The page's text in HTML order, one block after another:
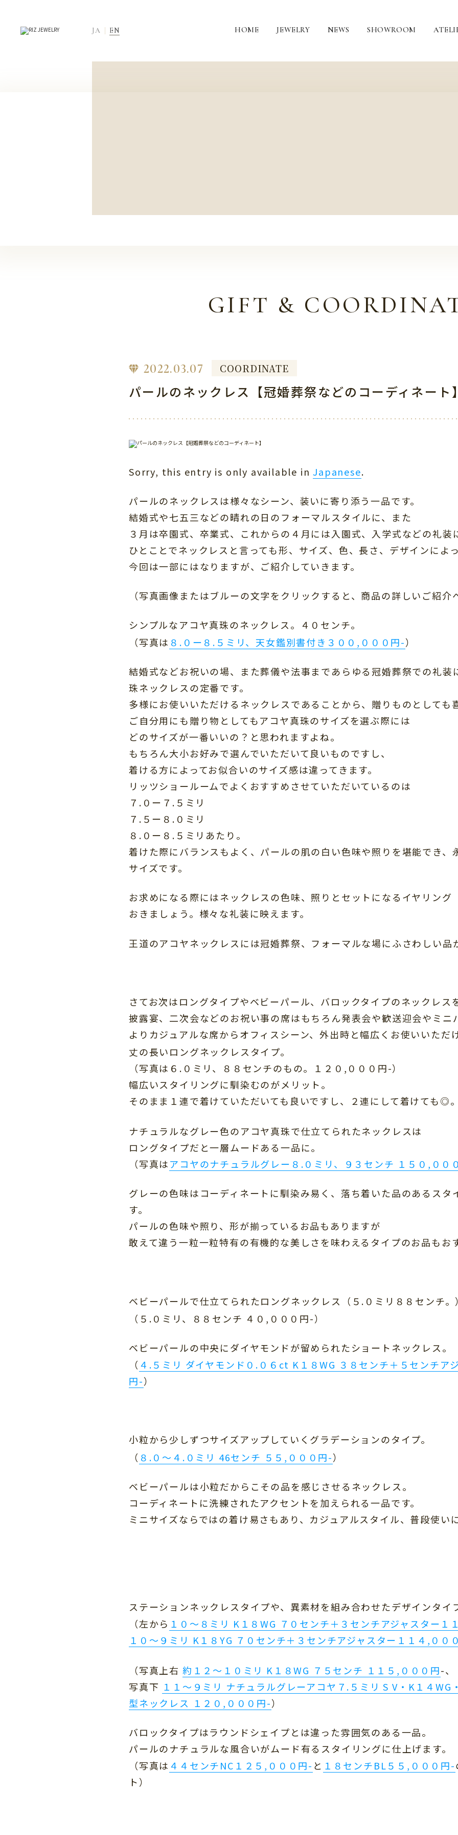
JA EN HOME JEWELRY NEWS SHOWROOM
GIFT &
2022.03.07 COORDINATE
パールのネックレス【冠婚葬祭などのコーディネート
Sorry, this entry is only available inJapanese.
パールのネックレスは様々なシーン、装いに寄り添う一品です。
結婚式や七五三などの晴れの日のフォーマルスタイルに、また
３月は卒園式、卒業式、これからの４月には入園式、入学式などの礼装
ひとことでネックレスと言っても形、サイズ、色、長さ、デザインによ
今回は一部にはなりますが、ご紹介していきます。
（写真画像またはブルーの文字をクリックすると、商品の詳しいご紹
シンプルなアコヤ真珠のネックレス。４０センチ。
（写真は ８.０ー８.５ミリ、天女鑑別書付き３００,０００円-）
結婚式などお祝いの場、また葬儀や法事まであらゆる冠婚葬祭での礼装
珠ネックレスの定番です。
多様にお使いいただけるネックレスであることから、贈りものとしても
ご自分用にも贈り物としてもアコヤ真珠のサイズを選ぶ際には
どのサイズが一番いいの？と思われますよね。
もちろん大小お好みで選んでいただいて良いものですし、
着ける方によってお似合いのサイズ感は違ってきます。
リッツショールームでよくおすすめさせていただいているのは
７.０ー７.５ミリ
７.５ー８.０ミリ
８.０ー８.５ミリあたり。
着けた際にバランスもよく、パールの肌の白い色味や照りを堪能でき、
サイズです。
お求めになる際にはネックレスの色味、照りとセットになるイヤリング
おきましょう。様々な礼装に映えます。
王道のアコヤネックレスには冠婚葬祭、フォーマルな場にふさわしい品
さてお次はロングタイプやベビーパール、バロックタイプのネックレス
披露宴、二次会などのお祝い事の席はもちろん発表会や歓送迎会やミニ
よりカジュアルな席からオフィスシーン、外出時と幅広くお使いいただ
丈の長いロングネックレスタイプ。
（写真は６.０ミリ、８８センチのもの。１２０,０００円-）
幅広いスタイリングに馴染むのがメリット。
そのまま１連で着けていただいても良いですし、２連にして着けても◎
ナチュラルなグレー色のアコヤ真珠で仕立てられたネックレスは
ロングタイプだと一層ムードある一品に。
（写真はアコヤのナチュラルグレー８.０ミリ、９３センチ １５０,００
グレーの色味はコーディネートに馴染み易く、落ち着いた品のあるスタ
す。
パールの色味や照り、形が揃っているお品もありますが
敢えて違う一粒一粒特有の有機的な美しさを味わえるタイプのお品もお
ベビーパールで仕立てられたロングネックレス（５.０ミリ８８センチ。
（５.０ミリ、８８センチ ４０,０００円-）
ベビーパールの中央にダイヤモンドが留められたショートネックレス。
（４.５ミリ ダイヤモンド０.０６ct K１８WG ３８センチ＋５センチア
円-）
小粒から少しずつサイズアップしていくグラデーションのタイプ。
（ ８.０〜４.０ミリ 46センチ ５５,０００円-）
ベビーパールは小粒だからこその品を感じさせるネックレス。
コーディネートに洗練されたアクセントを加えられる一品です。
ミニサイズならではの着け易さもあり、カジュアルスタイル、普段使い
ステーションネックレスタイプや、異素材を組み合わせたデザインタイ
（左から １０〜８ミリ K１８WG ７０センチ＋３センチアジャスター１
１０〜９ミリ K１８YG ７０センチ＋３センチアジャスター１１４,００
（写真上右 約１２〜１０ミリ K１８WG ７５センチ １１５,０００円-、
写真下 １１〜９ミリ ナチュラルグレーアコヤ７.５ミリ S V・K１４WG
型ネックレス １２０,０００円-）
バロックタイプはラウンドシェイプとは違った雰囲気のある一品。
パールのナチュラルな風合いがムード有るスタイリングに仕上げます。
（写真は ４４センチNC１２５,０００円- と １８センチBL５５,０００円-
ト）